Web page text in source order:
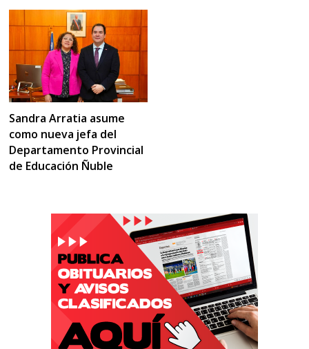
Sandra Arratia asume
como nueva jefa del
Departamento Provincial
de Educación Ñuble